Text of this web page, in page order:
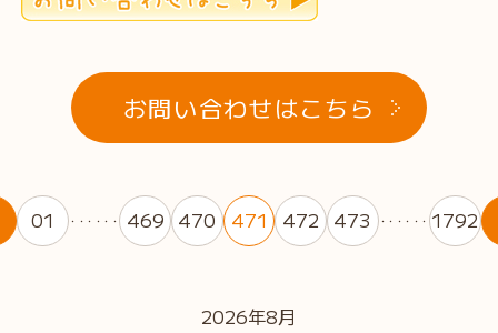
お問い合わせはこちら
01 ・・・・・・ 469 470 471 472 473 ・・・・・・ 1792
2026年8月